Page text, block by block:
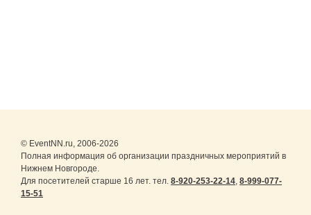
© EventNN.ru, 2006-2026
Полная информация об организации праздничных мероприятий в
Нижнем Новгороде.
Для посетителей старше 16 лет. тел. 8-920-253-22-14, 8-999-077-
15-51